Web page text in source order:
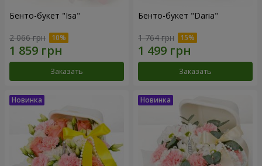
Бенто-букет "Isa"
2 066 грн
Заказать
Бенто-букет "Daria"
1 764 грн
Заказать